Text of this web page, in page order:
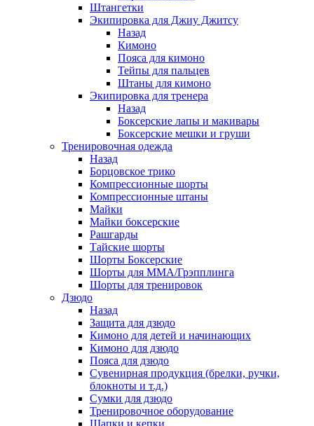
Штангетки
Экипировка для Джиу Джитсу
Назад
Кимоно
Пояса для кимоно
Тейпы для пальцев
Штаны для кимоно
Экипировка для тренера
Назад
Боксерские лапы и макивары
Боксерские мешки и груши
Тренировочная одежда
Назад
Борцовское трико
Компрессионные шорты
Компрессионные штаны
Майки
Майки боксерские
Рашгарды
Тайские шорты
Шорты Боксерские
Шорты для ММА/Грэпплинга
Шорты для тренировок
Дзюдо
Назад
Защита для дзюдо
Кимоно для детей и начинающих
Кимоно для дзюдо
Пояса для дзюдо
Сувенирная продукция (брелки, ручки,
блокноты и т.д.)
Сумки для дзюдо
Тренировочное оборудование
Шапки и кепки